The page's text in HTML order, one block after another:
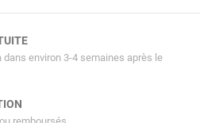
dans environ 3-4 semaines après le